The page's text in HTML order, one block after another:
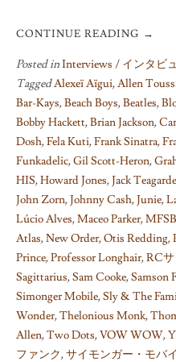
CONTINUE READING →
Posted inInterviews / インタビ
TaggedAlexeï Aïgui,Allen
Bar-Kays,Beach Boys,Beatles,
Bobby Hackett,Brian Jackson,
Dosh,Fela Kuti,Frank Sinatra,
Funkadelic,Gil Scott-Heron,
HIS,Howard Jones,Jack
John Zorn,Johnny Cash,Junie,
Lúcio Alves,Maceo Parker,MFSB
Atlas,New Order,Otis Redding,
Prince,Professor Longhair,RC
Sagittarius,Sam Cooke,Samson
Simonger Mobile,Sly & The
Wonder,Thelonious Monk,
Allen,Two Dots,VOW WOW,
ファンク,サイモンガー・モバ